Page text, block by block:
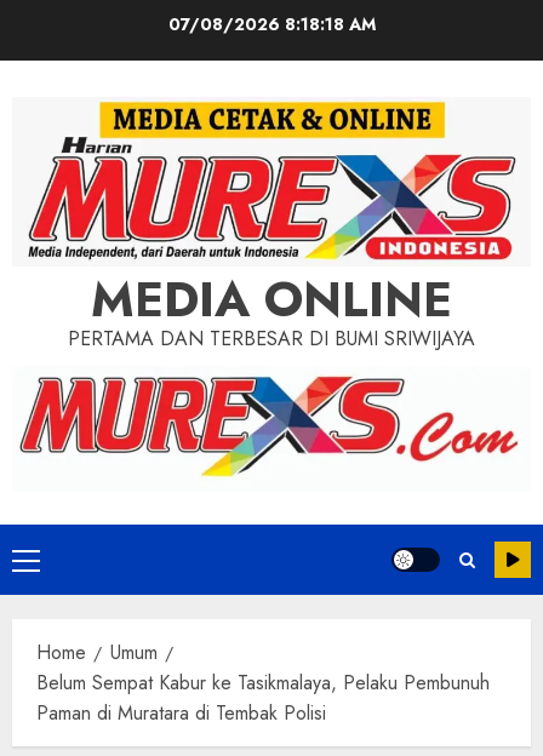
07/08/2026 8:18:19 AM
MEDIA ONLINE
PERTAMA DAN TERBESAR DI BUMI SRIWIJAYA
Primary
Menu
Home
Umum
Belum Sempat Kabur ke Tasikmalaya, Pelaku Pembunuh
Paman di Muratara di Tembak Polisi